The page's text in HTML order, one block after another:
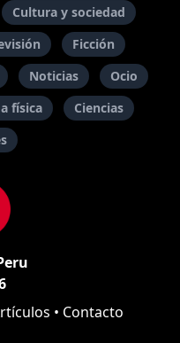
Cultura y sociedad
Ficción
Noticias
Ocio
física
Ciencias
• Contacto